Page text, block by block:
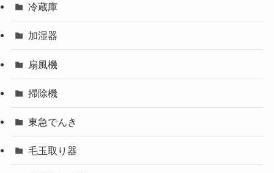
冷蔵庫
加湿器
扇風機
掃除機
東急でんき
毛玉取り器